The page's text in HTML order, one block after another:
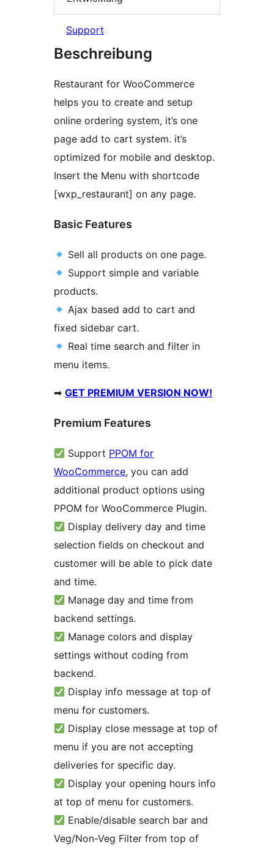
Support
Beschreibung
Restaurant for WooCommerce
helps you to create and setup
online ordering system, it’s one
page add to cart system. it’s
optimized for mobile and desktop.
Insert the Menu with shortcode
[wxp_restaurant] on any page.
Basic Features
Sell all products on one page.
Support simple and variable
products.
Ajax based add to cart and
fixed sidebar cart.
Real time search and filter in
menu items.
➡ GET PREMIUM VERSION NOW!
Premium Features
Support PPOM for
WooCommerce, you can add
additional product options using
PPOM for WooCommerce Plugin.
Display delivery day and time
selection fields on checkout and
customer will be able to pick date
and time.
Manage day and time from
backend settings.
Manage colors and display
settings without coding from
backend.
Display info message at top of
menu for customers.
Display close message at top of
menu if you are not accepting
deliveries for specific day.
Display your opening hours info
at top of menu for customers.
Enable/disable search bar and
Veg/Non-Veg Filter from top of